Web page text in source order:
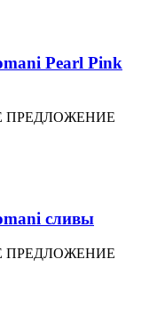
Pearl Pink
ПРЕДЛОЖЕНИЕ
сливы
ПРЕДЛОЖЕНИЕ